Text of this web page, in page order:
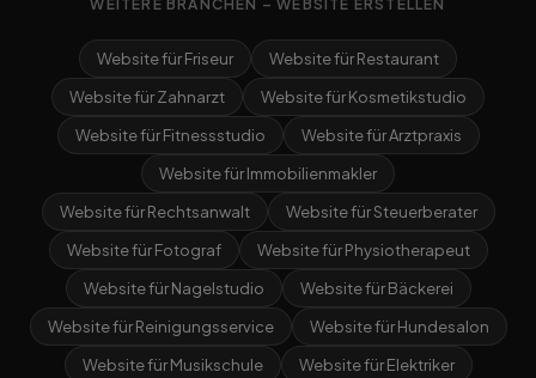
WEITERE BRANCHEN – WEBSITE ERSTELLEN
Website für Friseur
Website für Restaurant
Website für Zahnarzt
Website für Kosmetikstudio
Website für Fitnessstudio
Website für Arztpraxis
Website für Immobilienmakler
Website für Rechtsanwalt
Website für Steuerberater
Website für Fotograf
Website für Physiotherapeut
Website für Nagelstudio
Website für Bäckerei
Website für Reinigungsservice
Website für Hundesalon
Website für Musikschule
Website für Elektriker